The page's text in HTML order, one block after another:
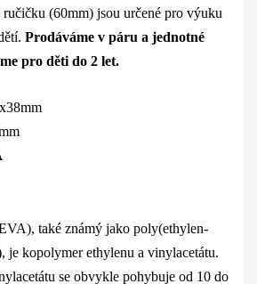
(60mm) jsou určené pro výuku
Prodáváme v páru a jednotné
pro děti do 2 let.
také známý jako poly(ethylen-
je kopolymer ethylenu a vinylacetátu.
se obvykle pohybuje od 10 do